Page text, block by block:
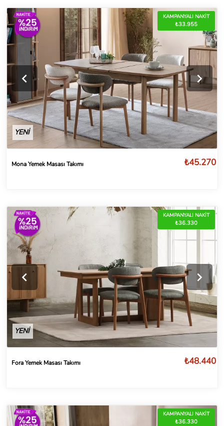
KAMPANYALI NAKİT
₺33.955
YENİ
Mona Yemek Masası Takımı ₺45.270
KAMPANYALI NAKİT
₺36.330
YENİ
Fora Yemek Masası Takımı ₺48.440
KAMPANYALI NAKİT
₺36.330